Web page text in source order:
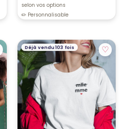
selon vos options
Déjà vendu 103 fois ♡